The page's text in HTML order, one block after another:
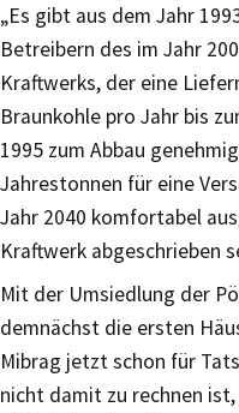
„Es gibt aus dem Jahr
Betreibern des im Jahr
Kraftwerks, der eine
Braunkohle pro Jahr bis
1995 zum Abbau
Jahrestonnen für eine
Jahr 2040 komfortabel
Kraftwerk abgeschrieben
Mit der Umsiedlung der
demnächst die ersten
Mibrag jetzt schon für
nicht damit zu rechnen